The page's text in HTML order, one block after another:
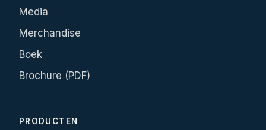
Media
Merchandise
Boek
Brochure (PDF)
PRODUCTEN